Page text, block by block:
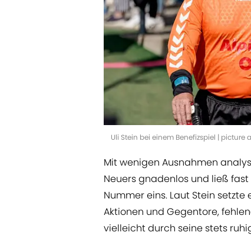
Uli Stein bei einem Benefizspiel |
Mit wenigen Ausnahmen
Neuers gnadenlos und ließ
Nummer eins. Laut Stein
Aktionen und Gegentore,
vielleicht durch seine stets